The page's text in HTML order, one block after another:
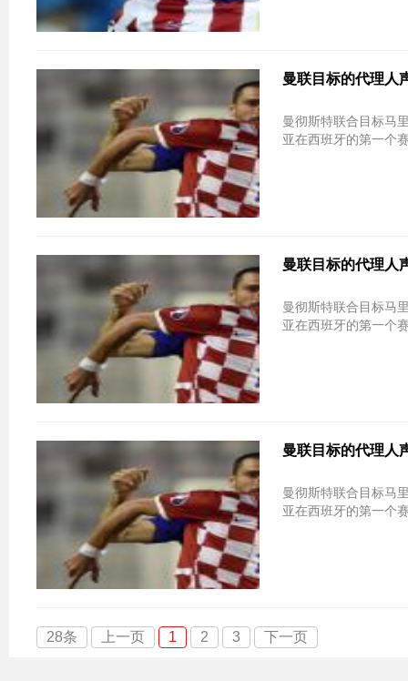
曼联目标的代理人
曼彻斯特联合目标马
亚在西班牙的第一个
曼联目标的代理人
曼彻斯特联合目标马
亚在西班牙的第一个
曼联目标的代理人
曼彻斯特联合目标马
亚在西班牙的第一个
28条 上一页 1 2 3 下一页